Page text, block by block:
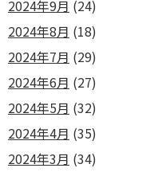
2024年9月 (24)
2024年8月 (18)
2024年7月 (29)
2024年6月 (27)
2024年5月 (32)
2024年4月 (35)
2024年3月 (34)